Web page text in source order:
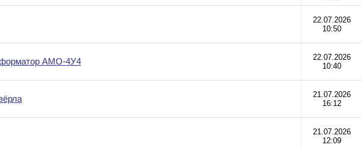
22.07.2026
10:50
АМО-4У4
22.07.2026
10:40
21.07.2026
16:12
21.07.2026
12:09